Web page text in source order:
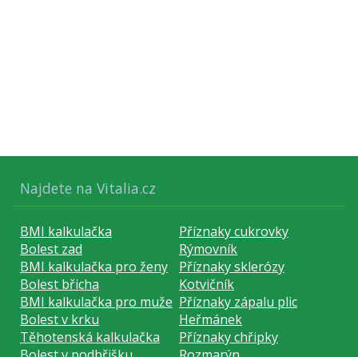
Najdete na Vitalia.cz
BMI kalkulačka
Příznaky cukrovky
Bolest zad
Rýmovník
BMI kalkulačka pro ženy
Příznaky sklerózy
Bolest břicha
Kotvičník
BMI kalkulačka pro muže Příznaky zápalu plic
Bolest v krku
Heřmánek
Těhotenská kalkulačka
Příznaky chřipky